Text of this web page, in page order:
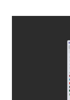
■沉浸体验
可定制的